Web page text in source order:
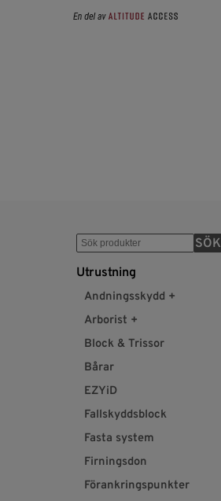
SÖK
Utrustning
Andningsskydd +
Arborist +
Block & Trissor
Bårar
EZYiD
Fallskyddsblock
Fasta system
Firningsdon
Förankringspunkter